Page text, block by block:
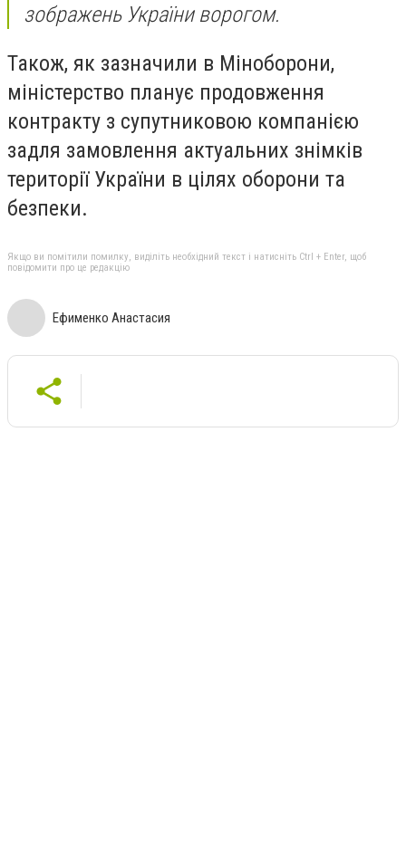
зображень України ворогом.
Також, як зазначили в Міноборони,
міністерство планує продовження
контракту з супутниковою компанією
задля замовлення актуальних знімків
території України в цілях оборони та
безпеки.
Якщо ви помітили помилку, виділіть необхідний текст і натисніть Ctrl + Enter, щоб
повідомити про це редакцію
Ефименко Анастасия